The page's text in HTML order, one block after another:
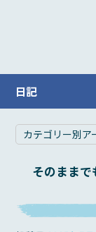
日記
カテゴリー別ア
そのまま